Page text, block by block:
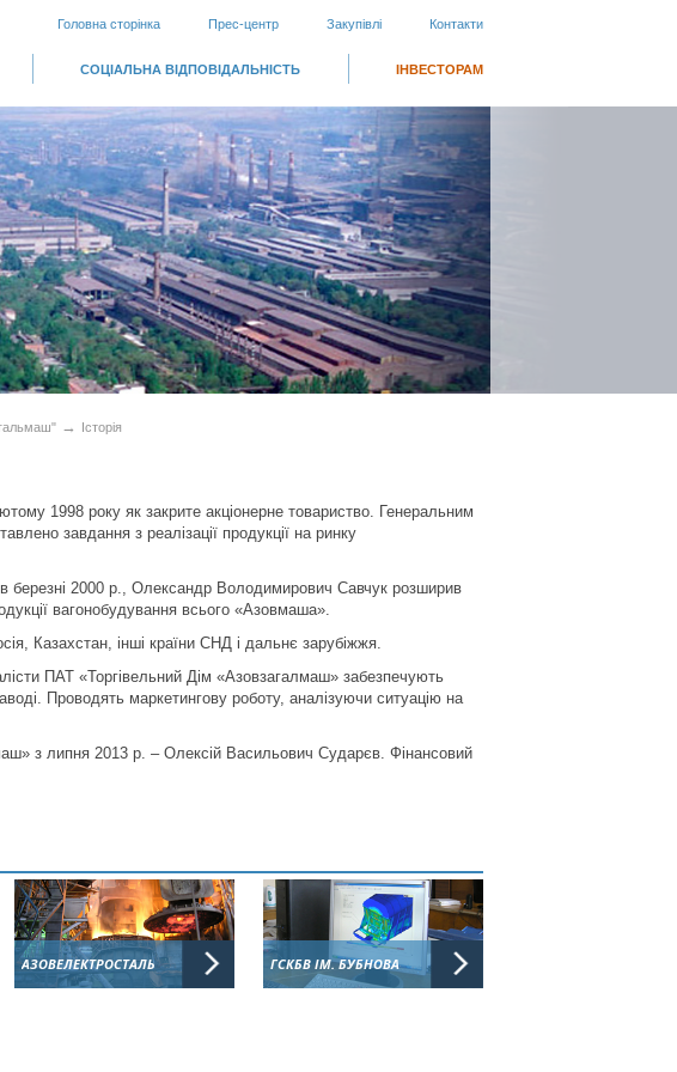
Головна сторінка Прес-центр Закупівлі Контакти
СОЦІАЛЬНА ВІДПОВІДАЛЬНІСТЬ ІНВЕСТОРАМ
→ Історія
1998 року як закрите акціонерне товариство. Генеральним
завдання з реалізації продукції на ринку
2000 р., Олександр Володимирович Савчук розширив
вагонобудування всього «Азовмаша».
Казахстан, інші країни СНД і дальнє зарубіжжя.
ПАТ «Торгівельний Дім «Азовзагалмаш» забезпечують
Проводять маркетингову роботу, аналізуючи ситуацію на
з липня 2013 р. – Олексій Васильович Сударєв. Фінансовий
АЗОВЕЛЕКТРОСТАЛЬ ГСКБВ ІМ. БУБНОВА